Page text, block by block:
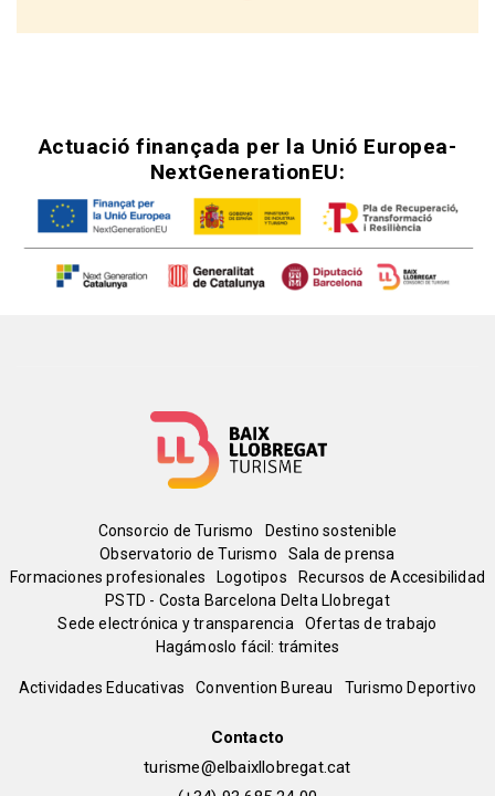
Veure totes les activitats
Actuació finançada per la Unió Europea-
NextGenerationEU:
Menú
del
pie
Consorcio de Turismo
Destino sostenible
Observatorio de Turismo
Sala de prensa
Formaciones profesionales
Logotipos
Recursos de Accesibilidad
PSTD - Costa Barcelona Delta Llobregat
Sede electrónica y transparencia
Ofertas de trabajo
Hagámoslo fácil: trámites
Peu
Actividades Educativas Convention Bureau Turismo Deportivo
Contacto
turisme@elbaixllobregat.cat